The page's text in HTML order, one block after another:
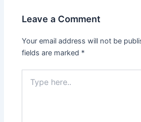
Leave a Comment
Your email address will not be
fields are marked *
here..